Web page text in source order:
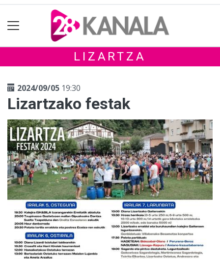
LIZARTZA
2024/09/05 19:30
Lizartzako festak